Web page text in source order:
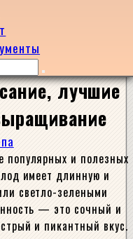
лучшие
и полезных
имеет длинную и
светло-зелеными
— это сочный и
и пикантный вкус.